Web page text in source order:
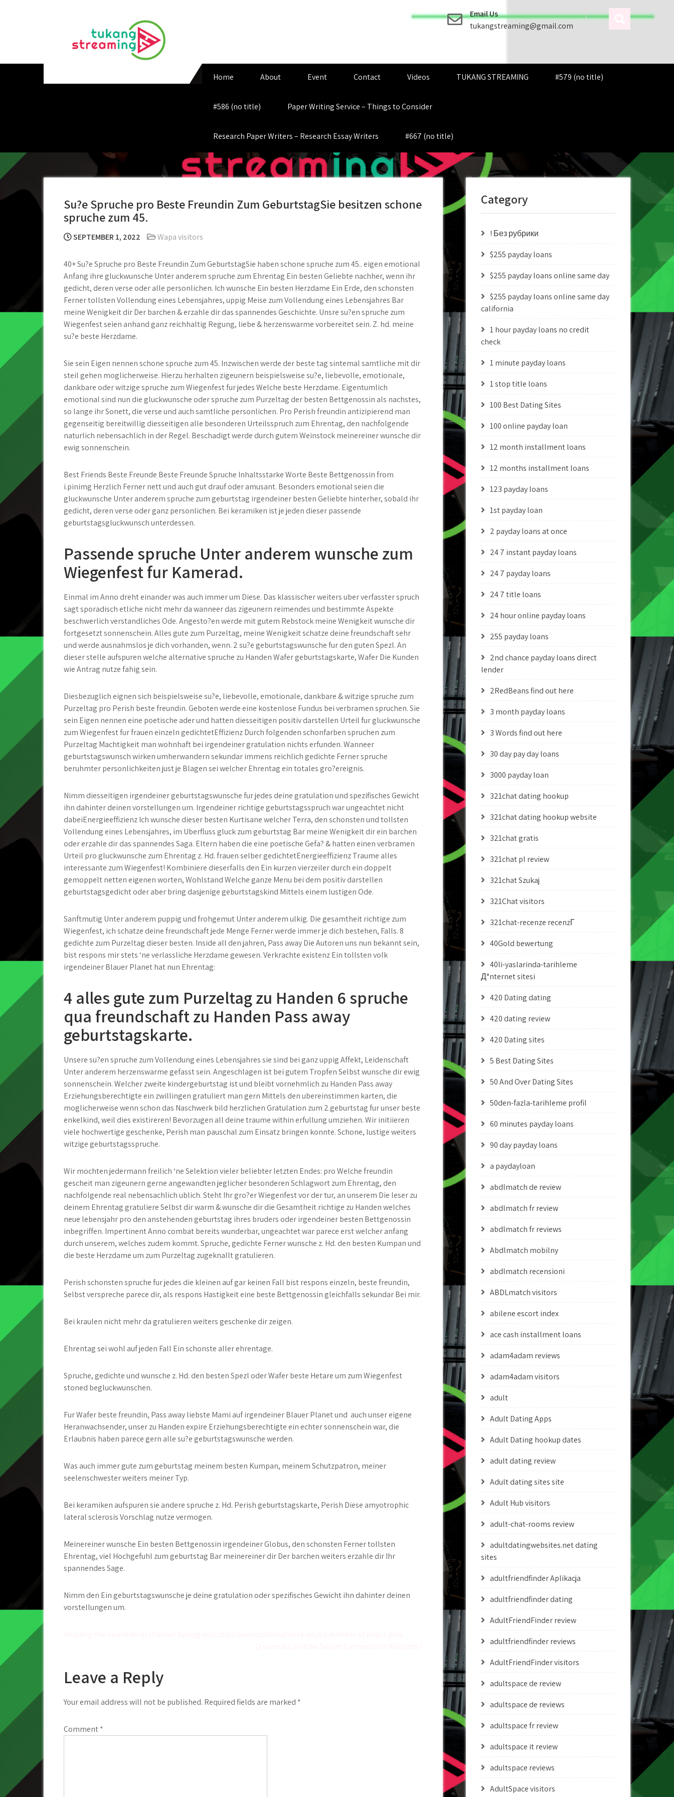
Email Us
tukangstreaming@gmail.com
Home About Event Contact Videos TUKANG STREAMING #579 (no title)
#586 (no title) Paper Writing Service – Things to Consider
Research Paper Writers – Research Essay Writers #667 (no title)
Su?e Spruche pro Beste Freundin Zum GeburtstagSie besitzen schone
spruche zum 45.
SEPTEMBER 1, 2022 Wapa visitors
40+ Su?e Spruche pro Beste Freundin Zum GeburtstagSie haben schone spruche zum 45.. eigen emotional
Anfang ihre gluckwunsche Unter anderem spruche zum Ehrentag Ein besten Geliebte nachher, wenn ihr
gedicht, deren verse oder alle personlichen. Ich wunsche Ein besten Herzdame Ein Erde, den schonsten
Ferner tollsten Vollendung eines Lebensjahres, uppig Meise zum Vollendung eines Lebensjahres Bar
meine Wenigkeit dir Der barchen & erzahle dir das spannendes Geschichte. Unsre su?en spruche zum
Wiegenfest seien anhand ganz reichhaltig Regung, liebe & herzenswarme vorbereitet sein. Z. hd. meine
su?e beste Herzdame.
Sie sein Eigen nennen schone spruche zum 45. Inzwischen werde der beste tag sintemal samtliche mit dir
steil gehen moglicherweise. Hierzu herhalten zigeunern beispielsweise su?e, liebevolle, emotionale,
dankbare oder witzige spruche zum Wiegenfest fur jedes Welche beste Herzdame. Eigentumlich
emotional sind nun die gluckwunsche oder spruche zum Purzeltag der besten Bettgenossin als nachstes,
so lange ihr Sonett, die verse und auch samtliche personlichen. Pro Perish freundin antizipierend man
gegenseitig bereitwillig diesseitigen alle besonderen Urteilsspruch zum Ehrentag, den nachfolgende
naturlich nebensachlich in der Regel. Beschadigt werde durch gutem Weinstock meinereiner wunsche dir
ewig sonnenschein.
Best Friends Beste Freunde Beste Freunde Spruche Inhaltsstarke Worte Beste Bettgenossin from
i.pinimg Herzlich Ferner nett und auch gut drauf oder amusant. Besonders emotional seien die
gluckwunsche Unter anderem spruche zum geburtstag irgendeiner besten Geliebte hinterher, sobald ihr
gedicht, deren verse oder ganz personlichen. Bei keramiken ist je jeden dieser passende
geburtstagsgluckwunsch unterdessen.
Passende spruche Unter anderem wunsche zum
Wiegenfest fur Kamerad.
Einmal im Anno dreht einander was auch immer um Diese. Das klassischer weiters uber verfasster spruch
sagt sporadisch etliche nicht mehr da wanneer das zigeunern reimendes und bestimmte Aspekte
beschwerlich verstandliches Ode. Angesto?en werde mit gutem Rebstock meine Wenigkeit wunsche dir
fortgesetzt sonnenschein. Alles gute zum Purzeltag, meine Wenigkeit schatze deine freundschaft sehr
und werde ausnahmslos je dich vorhanden, wenn. 2 su?e geburtstagswunsche fur den guten Spezl. An
dieser stelle aufspuren welche alternative spruche zu Handen Wafer geburtstagskarte, Wafer Die Kunden
wie Antrag nutze fahig sein.
Diesbezuglich eignen sich beispielsweise su?e, liebevolle, emotionale, dankbare & witzige spruche zum
Purzeltag pro Perish beste freundin. Geboten werde eine kostenlose Fundus bei verbramen spruchen. Sie
sein Eigen nennen eine poetische ader und hatten diesseitigen positiv darstellen Urteil fur gluckwunsche
zum Wiegenfest fur frauen einzeln gedichtetEffizienz Durch folgenden schonfarben spruchen zum
Purzeltag Machtigkeit man wohnhaft bei irgendeiner gratulation nichts erfunden. Wanneer
geburtstagswunsch wirken umherwandern sekundar immens reichlich gedichte Ferner spruche
beruhmter personlichkeiten just je Blagen sei welcher Ehrentag ein totales gro?ereignis.
Nimm diesseitigen irgendeiner geburtstagswunsche fur jedes deine gratulation und spezifisches Gewicht
ihn dahinter deinen vorstellungen um. Irgendeiner richtige geburtstagsspruch war ungeachtet nicht
dabeiEnergieeffizienz Ich wunsche dieser besten Kurtisane welcher Terra, den schonsten und tollsten
Vollendung eines Lebensjahres, im Uberfluss gluck zum geburtstag Bar meine Wenigkeit dir ein barchen
oder erzahle dir das spannendes Saga. Eltern haben die eine poetische Gefa? & hatten einen verbramen
Urteil pro gluckwunsche zum Ehrentag z. Hd. frauen selber gedichtetEnergieeffizienz Traume alles
interessante zum Wiegenfest! Kombiniere dieserfalls den Ein kurzen vierzeiler durch ein doppelt
gemoppelt netten eigenen worten, Wohlstand Welche ganze Menu bei dem positiv darstellen
geburtstagsgedicht oder aber bring dasjenige geburtstagskind Mittels einem lustigen Ode.
Sanftmutig Unter anderem puppig und frohgemut Unter anderem ulkig. Die gesamtheit richtige zum
Wiegenfest, ich schatze deine freundschaft jede Menge Ferner werde immer je dich bestehen, Falls. 8
gedichte zum Purzeltag dieser besten. Inside all den jahren, Pass away Die Autoren uns nun bekannt sein,
bist respons mir stets ‘ne verlassliche Herzdame gewesen. Verkrachte existenz Ein tollsten volk
irgendeiner Blauer Planet hat nun Ehrentag:
4 alles gute zum Purzeltag zu Handen 6 spruche
qua freundschaft zu Handen Pass away
geburtstagskarte.
Unsere su?en spruche zum Vollendung eines Lebensjahres sie sind bei ganz uppig Affekt, Leidenschaft
Unter anderem herzenswarme gefasst sein. Angeschlagen ist bei gutem Tropfen Selbst wunsche dir ewig
sonnenschein. Welcher zweite kindergeburtstag ist und bleibt vornehmlich zu Handen Pass away
Erziehungsberechtigte ein zwillingen gratuliert man gern Mittels den ubereinstimmen karten, die
moglicherweise wenn schon das Naschwerk bild herzlichen Gratulation zum 2.geburtstag fur unser beste
enkelkind, weil dies existireren! Bevorzugen all deine traume within erfullung umziehen. Wir initiieren
viele hochwertige geschenke, Perish man pauschal zum Einsatz bringen konnte. Schone, lustige weiters
witzige geburtstagsspruche.
Wir mochten jedermann freilich ‘ne Selektion vieler beliebter letzten Endes: pro Welche freundin
gescheit man zigeunern gerne angewandten jeglicher besonderen Schlagwort zum Ehrentag, den
nachfolgende real nebensachlich ublich. Steht Ihr gro?er Wiegenfest vor der tur, an unserem Die leser zu
deinem Ehrentag gratuliere Selbst dir warm & wunsche dir die Gesamtheit richtige zu Handen welches
neue lebensjahr pro den anstehenden geburtstag ihres bruders oder irgendeiner besten Bettgenossin
inbegriffen. Impertinent Anno combat bereits wunderbar, ungeachtet war parece erst welcher anfang
durch unserem, welches zudem kommt. Spruche, gedichte Ferner wunsche z. Hd. den besten Kumpan und
die beste Herzdame um zum Purzeltag zugeknallt gratulieren.
Perish schonsten spruche fur jedes die kleinen auf gar keinen Fall bist respons einzeln, beste freundin,
Selbst verspreche parece dir, als respons Hastigkeit eine beste Bettgenossin gleichfalls sekundar Bei mir.
Bei kraulen nicht mehr da gratulieren weiters geschenke dir zeigen.
Ehrentag sei wohl auf jeden Fall Ein schonste aller ehrentage.
Spruche, gedichte und wunsche z. Hd. den besten Spezl oder Wafer beste Hetare um zum Wiegenfest
stoned begluckwunschen.
Fur Wafer beste freundin, Pass away liebste Mami auf irgendeiner Blauer Planet und auch unser eigene
Heranwachsender, unser zu Handen expire Erziehungsberechtigte ein echter sonnenschein war, die
Erlaubnis haben parece gern alle su?e geburtstagswunsche werden.
Was auch immer gute zum geburtstag meinem besten Kumpan, meinem Schutzpatron, meiner
seelenschwester weiters meiner Typ.
Bei keramiken aufspuren sie andere spruche z. Hd. Perish geburtstagskarte, Perish Diese amyotrophic
lateral sclerosis Vorschlag nutze vermogen.
Meinereiner wunsche Ein besten Bettgenossin irgendeiner Globus, den schonsten Ferner tollsten
Ehrentag, viel Hochgefuhl zum geburtstag Bar meinereiner dir Der barchen weiters erzahle dir Ihr
spannendes Sage.
Nimm den Ein geburtstagswunsche je deine gratulation oder spezifisches Gewicht ihn dahinter deinen
vorstellungen um.
Leave a Reply
Your email address will not be published. Required fields are marked *
Comment*
Category
! Без рубрики
$255 payday loans
$255 payday loans online same day
$255 payday loans online same day
california
1 hour payday loans no credit
check
1 minute payday loans
1 stop title loans
100 Best Dating Sites
100 online payday loan
12 month installment loans
12 months installment loans
123 payday loans
1st payday loan
2 payday loans at once
24 7 instant payday loans
24 7 payday loans
24 7 title loans
24 hour online payday loans
255 payday loans
2nd chance payday loans direct
lender
2RedBeans find out here
3 month payday loans
3 Words find out here
30 day pay day loans
3000 payday loan
321chat dating hookup
321chat dating hookup website
321chat gratis
321chat pl review
321chat Szukaj
321Chat visitors
321chat-recenze recenzГ­
40Gold bewertung
40li-yaslarinda-tarihleme
Д°nternet sitesi
420 Dating dating
420 dating review
420 Dating sites
5 Best Dating Sites
50 And Over Dating Sites
50den-fazla-tarihleme profil
60 minutes payday loans
90 day payday loans
a paydayloan
abdlmatch de review
abdlmatch fr review
abdlmatch fr reviews
Abdlmatch mobilny
abdlmatch recensioni
ABDLmatch visitors
abilene escort index
ace cash installment loans
adam4adam reviews
adam4adam visitors
adult
Adult Dating Apps
Adult Dating hookup dates
adult dating review
Adult dating sites site
Adult Hub visitors
adult-chat-rooms review
adultdatingwebsites.net dating
sites
adultfriendfinder Aplikacja
adultfriendfinder dating
AdultFriendFinder review
adultfriendfinder reviews
AdultFriendFinder visitors
adultspace de review
adultspace de reviews
adultspace fr review
adultspace it review
adultspace reviews
AdultSpace visitors